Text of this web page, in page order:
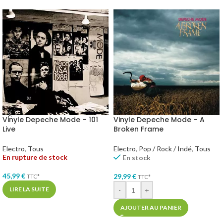
Vinyle Depeche Mode – 101
Live
Electro, Tous
En rupture de stock
45,99€ TTC*
LIRE LA SUITE
Vinyle Depeche Mode – A
Broken Frame
Electro, Pop / Rock / Indé, Tous
En stock
29,99€ TTC*
- +
AJOUTER AU PANIER